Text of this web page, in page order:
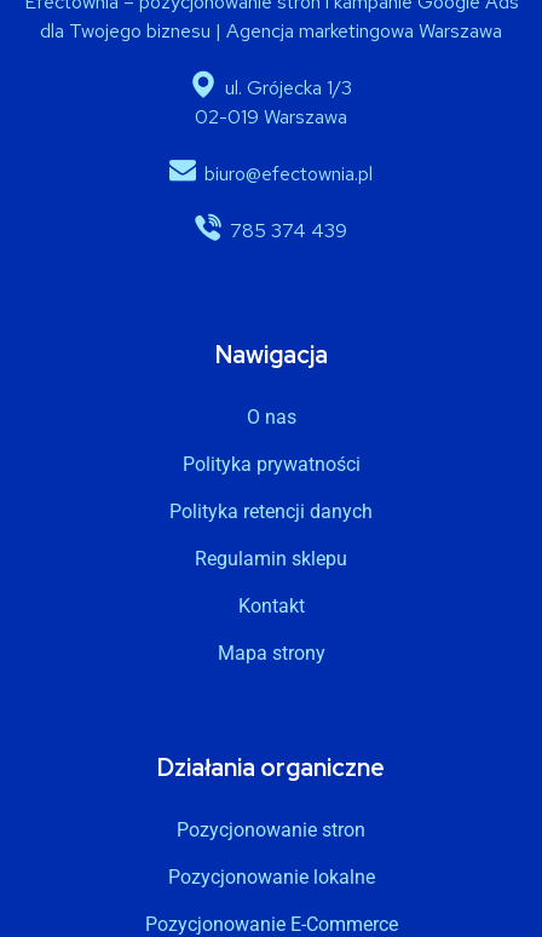
dla Twojego biznesu | Agencja marketingowa Warszawa
ul. Grójecka 1/3
02-019 Warszawa
biuro@efectownia.pl
785 374 439
Nawigacja
O nas
Polityka prywatności
Polityka retencji danych
Regulamin sklepu
Kontakt
Mapa strony
Działania organiczne
Pozycjonowanie stron
Pozycjonowanie lokalne
Pozycjonowanie E-Commerce